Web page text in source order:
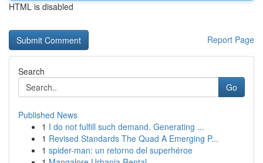
HTML is disabled
Report Page
Search
Go
Published News
1 I do not fulfill such demand. Generating ...
1 Revised Standards The Quad A Emerging P...
1 spider-man: un retorno del superhéroe